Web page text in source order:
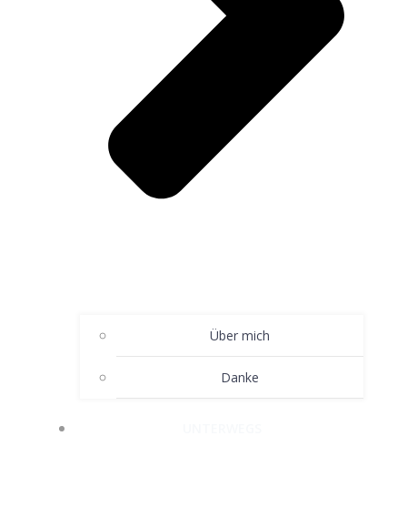
Über mich
Danke